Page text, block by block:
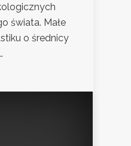
świata. Małe
o średnicy